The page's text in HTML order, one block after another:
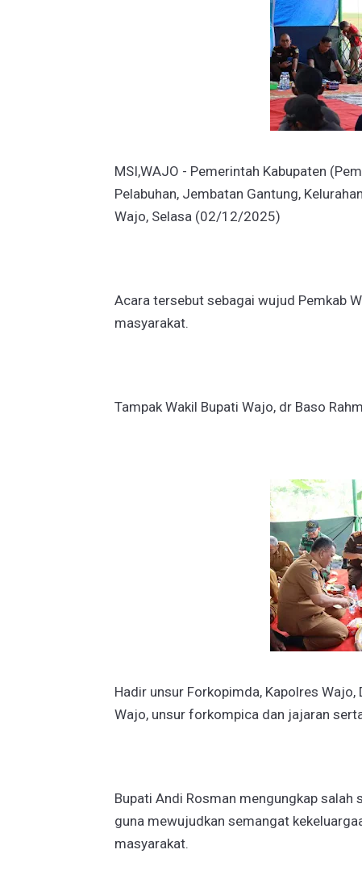
MSI,WAJO - Pemerintah Kabupaten
Pelabuhan, Jembatan Gantung,
Wajo, Selasa (02/12/2025)
Acara tersebut sebagai wujud Pemkab
masyarakat.
Tampak Wakil Bupati Wajo, dr Baso
Hadir unsur Forkopimda, Kapolres
Wajo, unsur forkompica dan jajaran
Bupati Andi Rosman mengungkap
guna mewujudkan semangat
masyarakat.